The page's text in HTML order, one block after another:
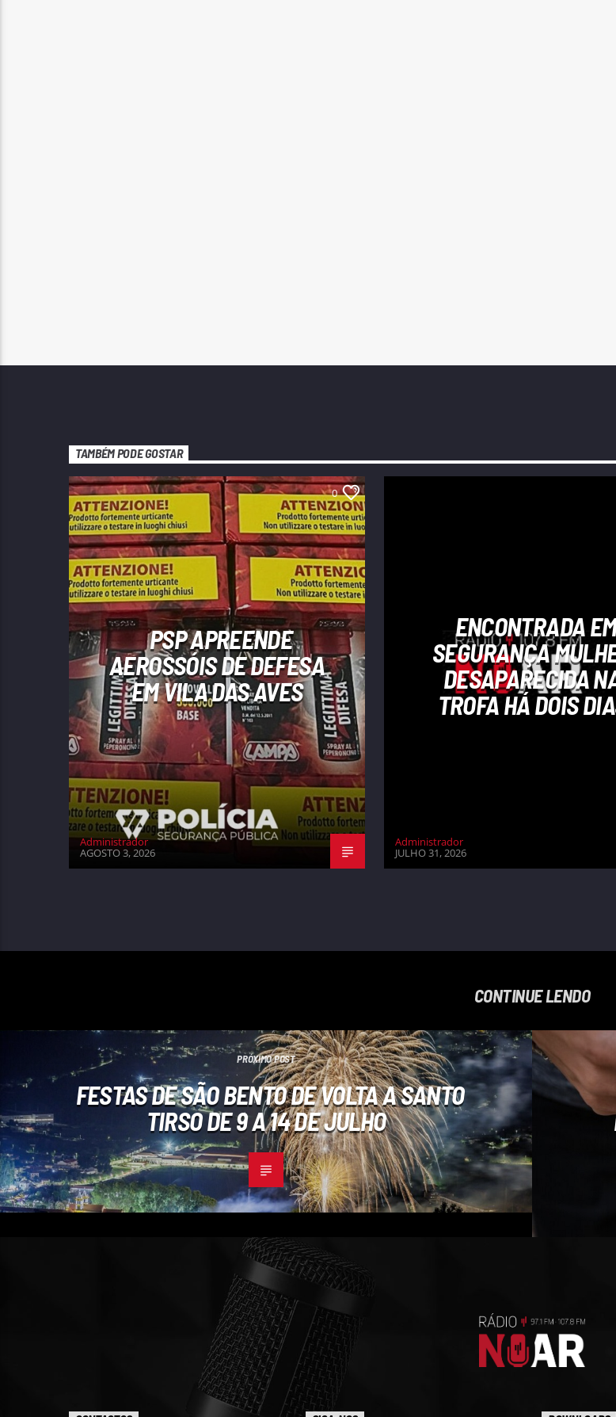
TAMBÉM PODE GOSTAR
0
PSP APREENDE
AEROSSÓIS DE DEFESA
EM VILA DAS AVES
Administrador
AGOSTO 3, 2026
ENCONTRADA
SEGURANÇA
DESAPARECIDA
TROFA HÁ DOIS
Administrador
JULHO 31, 2026
CONTINUE LENDO
PRÓXIMO POST
FESTAS DE SÃO BENTO DE VOLTA A SANTO
TIRSO DE 9 A 14 DE JULHO